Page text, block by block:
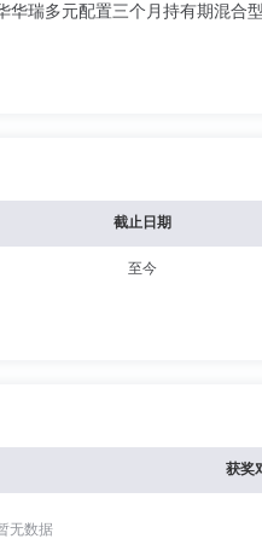
瑞多元配置三个月持有期混合
截止日期
至今
获奖
无数据